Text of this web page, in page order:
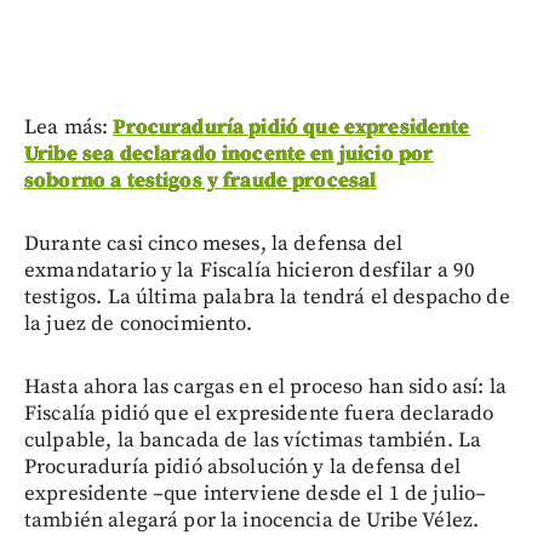
Lea más:Procuraduría pidió que expresidente
Uribe sea declarado inocente en juicio por
soborno a testigos y fraude procesal
Durante casi cinco meses, la defensa del
exmandatario y la Fiscalía hicieron desfilar a 90
testigos. La última palabra la tendrá el despacho de
la juez de conocimiento.
Hasta ahora las cargas en el proceso han sido así: la
Fiscalía pidió que el expresidente fuera declarado
culpable, la bancada de las víctimas también. La
Procuraduría pidió absolución y la defensa del
expresidente –que interviene desde el 1 de julio–
también alegará por la inocencia de Uribe Vélez.